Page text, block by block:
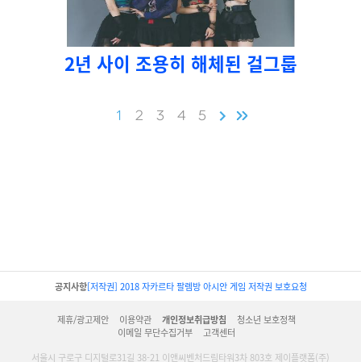
2년 사이 조용히 해체된 걸그룹
1 2 3 4 5
공지사항[저작권] 2018 자카르타 팔렘방 아시안 게임 저작권 보호요청
제휴/광고제안 이용약관 개인정보취급방침
청소년 보호정책
이메일 무단수집거부
고객센터
서울시 구로구 디지털로31길 38-21 이앤씨벤처드림타워3차 803호 제이플랫폼(주)